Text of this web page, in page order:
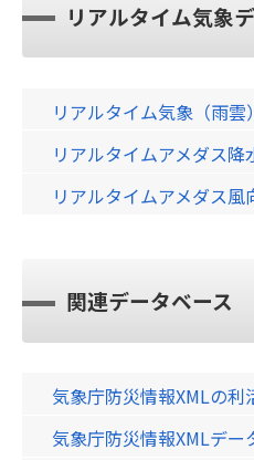
リアルタイム気象
リアルタイム気象（雨
リアルタイムアメダス
リアルタイムアメダス
関連データベース
気象庁防災情報XMLの利
気象庁防災情報XMLデー